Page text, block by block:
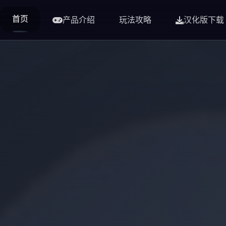
首页 产品介绍 玩法攻略 汉化版下载